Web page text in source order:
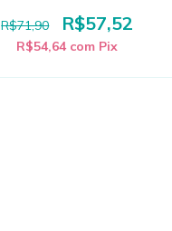
R$71,90 R$57,52
R$54,64 com Pix